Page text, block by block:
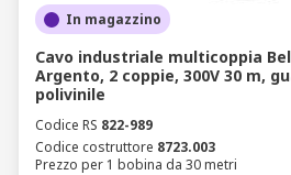
In magazzino
Cavo industriale multicoppia
Argento, 2 coppie, 300V 30 m,
polivinile
Codice RS 822-989
Codice costruttore 8723.003
Prezzo per 1 bobina da 30 metri